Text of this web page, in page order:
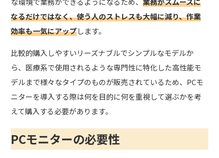
なるだけではなく、使う人のストレスも大幅に減り、作業
効率も一気にアップします。
比較的購入しやすいリーズナブルでシンプルなモデルか
ら、医療系で使用されるような専門性に特化した高性能モ
デルまで様々なタイプのものが販売されているため、PCモ
ニターを導入する際は何を目的に何を重視して選ぶかを考
えて購入する必要があります。
PCモニターの必要性